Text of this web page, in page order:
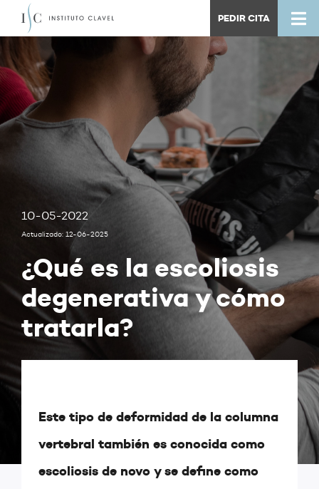
PEDIR CITA
10-05-2022
Actualizado: 12-06-2025
¿Qué es la escoliosis
degenerativa y cómo
tratarla?
Este tipo de deformidad de la columna
vertebral también es conocida como
escoliosis de novo y se define como